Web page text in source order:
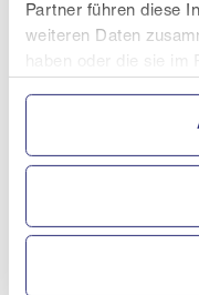
Partner führen diese
weiteren Daten
Neben den
Schanze reger
internationale
Olympiasieger und
Stoch aus Polen -
Hinzenbach, um
an ihrer Technik zu